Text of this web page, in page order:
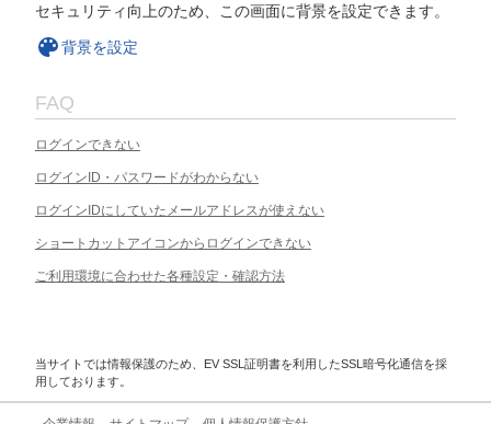
セキュリティ向上のため、この画面に背景を設定できます。
背景を設定
FAQ
ログインできない
ログインID・パスワードがわからない
ログインIDにしていたメールアドレスが使えない
ショートカットアイコンからログインできない
ご利用環境に合わせた各種設定・確認方法
当サイトでは情報保護のため、EV SSL証明書を利用したSSL暗号化通信を採
用しております。